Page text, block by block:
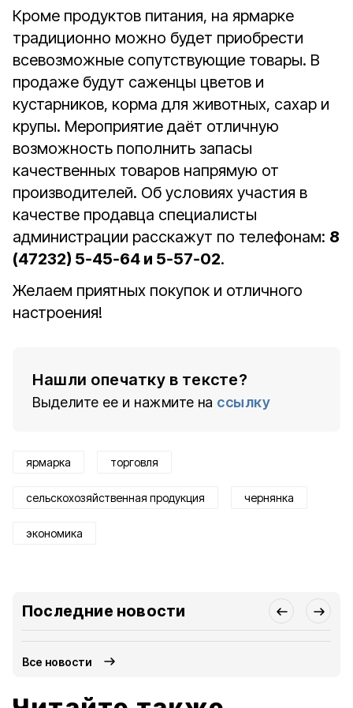
Кроме продуктов питания, на ярмарке
традиционно можно будет приобрести
всевозможные сопутствующие товары. В
продаже будут саженцы цветов и
кустарников, корма для животных, сахар и
крупы. Мероприятие даёт отличную
возможность пополнить запасы
качественных товаров напрямую от
производителей. Об условиях участия в
качестве продавца специалисты
администрации расскажут по телефонам: 8
(47232) 5‑45‑64 и 5‑57‑02.
Желаем приятных покупок и отличного
настроения!
Нашли опечатку в тексте?
Выделите ее и нажмите на ссылку
ярмарка торговля
сельскохозяйственная продукция чернянка
экономика
Последние новости
Все новости